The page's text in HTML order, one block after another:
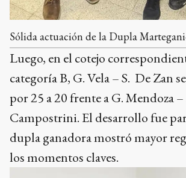
Sólida actuación de la Dupla
Luego, en el cotejo
categoría B, G. Vela – S. De Zan
por 25 a 20 frente a G. Mendoza
Campostrini. El desarrollo fue
dupla ganadora mostró mayor
los momentos claves.